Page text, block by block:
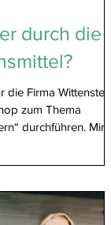
durch die
Firma Wittenstein
zum Thema
durchführen. Mir
Leistungsfähigkeit
oder komplizierte